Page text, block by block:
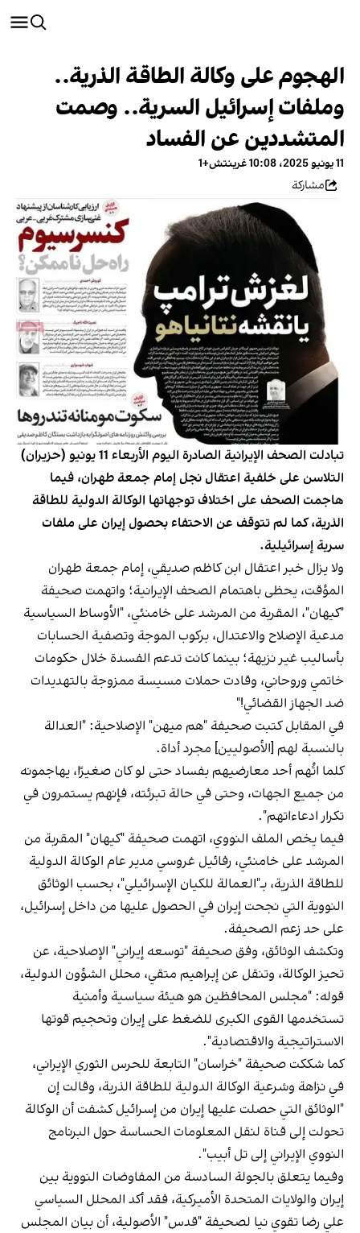
الهجوم على وكالة الطاقة الذرية..
وملفات إسرائيل السرية.. وصمت
المتشددين عن الفساد
11 يونيو 2025، 10:08 غرينتش+1
مشاركة
تبادلت الصحف الإيرانية الصادرة اليوم الأربعاء 11 يونيو (حزيران)
التلاسن على خلفية اعتقال نجل إمام جمعة طهران، فيما
هاجمت الصحف على اختلاف توجهاتها الوكالة الدولية للطاقة
الذرية، كما لم تتوقف عن الاحتفاء بحصول إيران على ملفات
سرية إسرائيلية.
ولا يزال خبر اعتقال ابن كاظم صديقي، إمام جمعة طهران
المؤقت، يحظى باهتمام الصحف الإيرانية؛ واتهمت صحيفة
"كيهان"، المقربة من المرشد على خامنئي، "الأوساط السياسية
مدعية الإصلاح والاعتدال، بركوب الموجة وتصفية الحسابات
بأساليب غير نزيهة؛ بينما كانت تدعم الفسدة خلال حكومات
خاتمي وروحاني، وقادت حملات مسيسة ممزوجة بالتهديدات
ضد الجهاز القضائي!"
في المقابل كتبت صحيفة "هم ميهن" الإصلاحية: "العدالة
بالنسبة لهم [الأصوليين] مجرد أداة.
كلما اتُهم أحد معارضيهم بفساد حتى لو كان صغيرًا، يهاجمونه
من جميع الجهات، وحتى في حالة تبرئته، فإنهم يستمرون في
تكرار ادعاءاتهم".
فيما يخص الملف النووي، اتهمت صحيفة "كيهان" المقربة من
المرشد على خامنئي، رفائيل غروسي مدير عام الوكالة الدولية
للطاقة الذرية، بـ"العمالة للكيان الإسرائيلي"، بحسب الوثائق
النووية التي نجحت إيران في الحصول عليها من داخل إسرائيل،
على حد زعم الصحيفة.
وتكشف الوثائق، وفق صحيفة "توسعه إيراني" الإصلاحية، عن
تحيز الوكالة، وتنقل عن إبراهيم متقي، محلل الشؤون الدولية،
قوله: "مجلس المحافظين هو هيئة سياسية وأمنية
تستخدمها القوى الكبرى للضغط على إيران وتحجيم قوتها
الاستراتيجية والاقتصادية".
كما شككت صحيفة "خراسان" التابعة للحرس الثوري الإيراني،
في نزاهة وشرعية الوكالة الدولية للطاقة الذرية، وقالت إن
"الوثائق التي حصلت عليها إيران من إسرائيل كشفت أن الوكالة
تحولت إلى قناة لنقل المعلومات الحساسة حول البرنامج
النووي الإيراني إلى تل أبيب".
وفيما يتعلق بالجولة السادسة من المفاوضات النووية بين
إيران والولايات المتحدة الأميركية، فقد أكد المحلل السياسي
علي رضا تقوي نيا لصحيفة "قدس" الأصولية، أن بيان المجلس